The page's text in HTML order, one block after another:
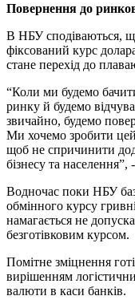
Повернення до
В НБУ сподіваються,
фіксований курс
стане перехід до
“Коли ми будемо
ринку й будемо
звичайно, будемо
Ми хочемо зробити
щоб не спричинити
бізнесу та
Водночас поки НБУ
обмінного курсу
намагається не
безготівковим курсом.
Помітне зміцнення
вирішенням
валюти в каси банків.